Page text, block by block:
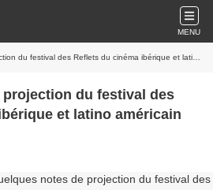
MENU
festival des Reflets du cinéma ibérique et latino américain
du festival des
et latino américain